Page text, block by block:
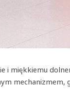
i miękkiemu